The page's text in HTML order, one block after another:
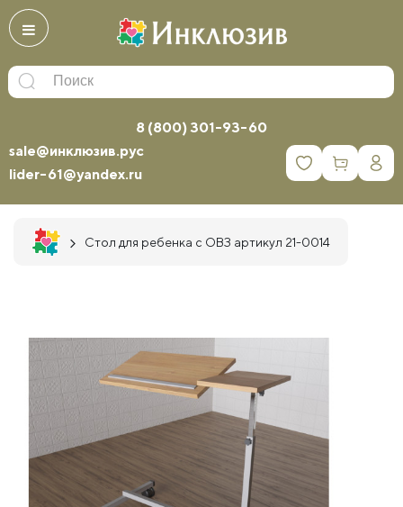
8 (800) 301-93-60
sale@инклюзив.рус
lider-61@yandex.ru
0
Стол для ребенка с ОВЗ артикул 21-0014